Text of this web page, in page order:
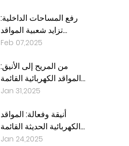
رفع المساحات الداخلية:
تزايد شعبية المواقد
الكهربائية المثبتة على
Feb 07,2025
من المريح إلى الأنيق:
المواقد الكهربائية القائمة
بذاتها والمثبتة على الحائط
الداخلي
Jan 31,2025
أنيقة وفعالة: المواقد
الكهربائية الحديثة القائمة
بذاتها والمثبتة على الحائط
Jan 24,2025